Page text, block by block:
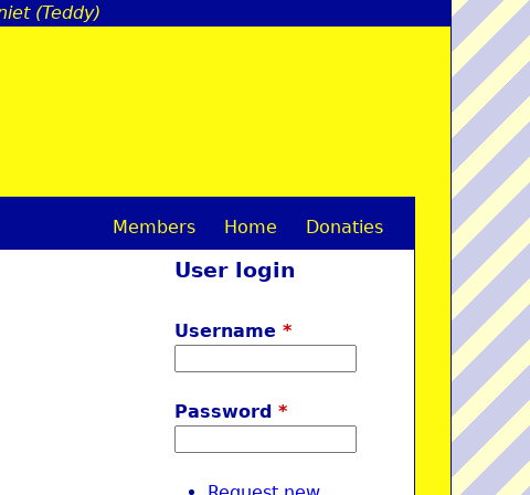
(Teddy)
M
Members Home Donaties
User login
Username*
Password*